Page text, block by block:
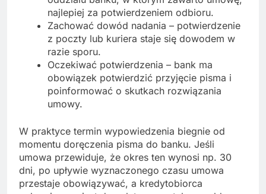
najlepiej za potwierdzeniem odbioru.
Zachować dowód nadania – potwierdzenie
z poczty lub kuriera staje się dowodem w
razie sporu.
Oczekiwać potwierdzenia – bank ma
obowiązek potwierdzić przyjęcie pisma i
poinformować o skutkach rozwiązania
umowy.
W praktyce termin wypowiedzenia biegnie od
momentu doręczenia pisma do banku. Jeśli
umowa przewiduje, że okres ten wynosi np. 30
dni, po upływie wyznaczonego czasu umowa
przestaje obowiązywać, a kredytobiorca